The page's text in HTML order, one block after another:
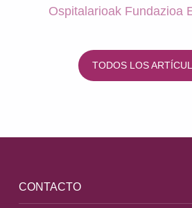
Ospitalarioak Fundazioa
TODOS LOS
CONTACTO